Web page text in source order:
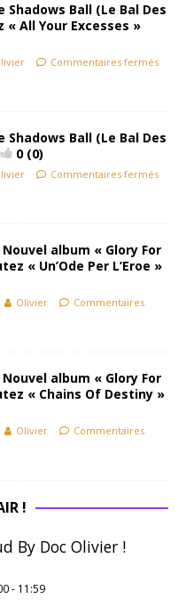
Shadows Ball (Le Bal Des
« All Your Excesses »
Commentaires fermés
Shadows Ball (Le Bal Des
0 (0)
Commentaires fermés
album « Glory For
« Un’Ode Per L’Eroe »
Olivier
Commentaires
album « Glory For
« Chains Of Destiny »
Olivier
Commentaires
!
By Doc Olivier !
- 11:59